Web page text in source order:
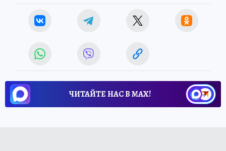
ЧИТАЙТЕ НАС В МАХ!